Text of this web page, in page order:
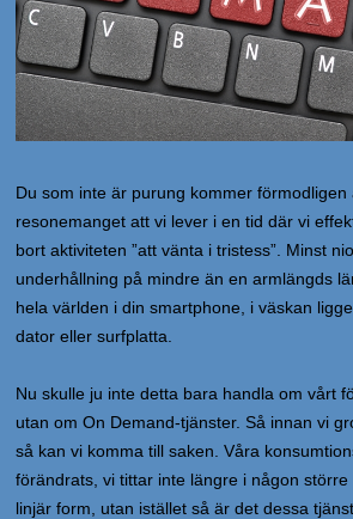
Du som inte är purung kommer förmodligen
resonemanget att vi lever i en tid där vi
bort aktiviteten ”att vänta i tristess”. Minst
underhållning på mindre än en armlängds
hela världen i din smartphone, i väskan
dator eller surfplatta.
Nu skulle ju inte detta bara handla om vårt
utan om On Demand-tjänster. Så innan vi
så kan vi komma till saken. Våra
förändrats, vi tittar inte längre i någon
linjär form, utan istället så är det dessa